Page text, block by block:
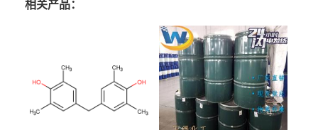
相关产品：